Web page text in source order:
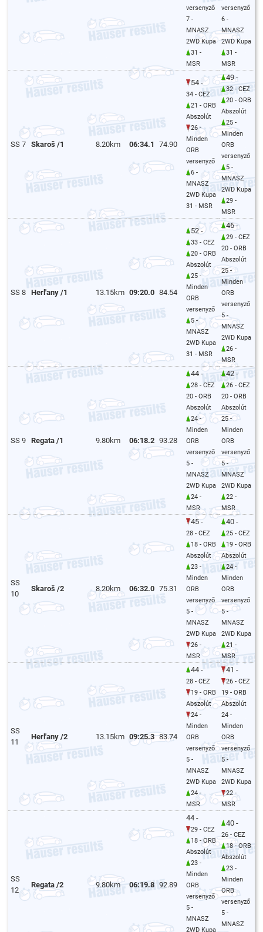
versenyző
7 -
MNASZ
2WD Kupa
31 -
MSR
versenyző
6 -
MNASZ
2WD Kupa
31 -
MSR
SS 7 Skaroš /1 8.20km 06:34.1 74.90
54 -
34 - CEZ
21 - ORB
Abszolút
26 -
Minden
ORB
versenyző
6 -
MNASZ
2WD Kupa
31 - MSR
49 -
32 - CEZ
20 - ORB
Abszolút
25 -
Minden
ORB
versenyző
5 -
MNASZ
2WD Kupa
29 -
MSR
SS 8 Herl'any /1 13.15km 09:20.0 84.54
52 -
33 - CEZ
20 - ORB
Abszolút
25 -
Minden
ORB
versenyző
5 -
MNASZ
2WD Kupa
31 - MSR
46 -
29 - CEZ
20 - ORB
Abszolút
25 -
Minden
ORB
versenyző
5 -
MNASZ
2WD Kupa
26 -
MSR
SS 9 Regata /1 9.80km 06:18.2 93.28
44 -
28 - CEZ
20 - ORB
Abszolút
24 -
Minden
ORB
versenyző
5 -
MNASZ
2WD Kupa
24 -
MSR
42 -
26 - CEZ
20 - ORB
Abszolút
25 -
Minden
ORB
versenyző
5 -
MNASZ
2WD Kupa
22 -
MSR
SS
10
Skaroš /2 8.20km 06:32.0 75.31
45 -
28 - CEZ
18 - ORB
Abszolút
23 -
Minden
ORB
versenyző
5 -
MNASZ
2WD Kupa
26 -
MSR
40 -
25 - CEZ
19 - ORB
Abszolút
24 -
Minden
ORB
versenyző
5 -
MNASZ
2WD Kupa
21 -
MSR
SS
11
Herl'any /2 13.15km 09:25.3 83.74
44 -
28 - CEZ
19 - ORB
Abszolút
24 -
Minden
ORB
versenyző
5 -
MNASZ
2WD Kupa
24 -
MSR
41 -
26 - CEZ
19 - ORB
Abszolút
24 -
Minden
ORB
versenyző
5 -
MNASZ
2WD Kupa
22 -
MSR
SS
12
Regata /2 9.80km 06:19.8 92.89
44 -
29 - CEZ
18 - ORB
Abszolút
23 -
Minden
ORB
versenyző
5 -
MNASZ
2WD Kupa
40 -
26 - CEZ
18 - ORB
Abszolút
23 -
Minden
ORB
versenyző
5 -
MNASZ